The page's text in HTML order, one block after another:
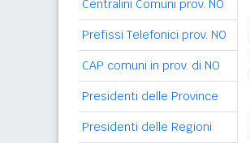
Centralini Comuni prov. NO
Prefissi Telefonici prov. NO
CAP comuni in prov. di NO
Presidenti delle Province
Presidenti delle Regioni